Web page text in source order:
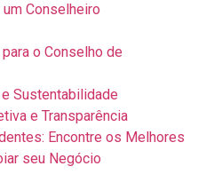
Conselheiro
o Conselho de
Sustentabilidade
e Transparência
Encontre os Melhores
seu Negócio